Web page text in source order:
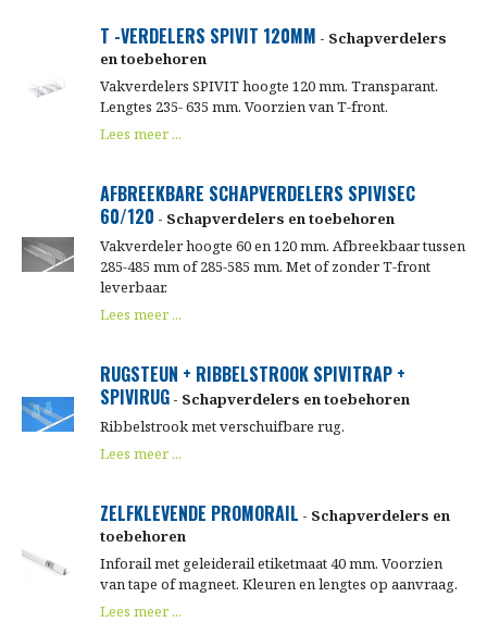
T -VERDELERS SPIVIT 120MM - Schapverdelers
en toebehoren
Vakverdelers SPIVIT hoogte 120 mm. Transparant.
Lengtes 235- 635 mm. Voorzien van T-front.
Lees meer ...
AFBREEKBARE SCHAPVERDELERS SPIVISEC
60/120 - Schapverdelers en toebehoren
Vakverdeler hoogte 60 en 120 mm. Afbreekbaar tussen
285-485 mm of 285-585 mm. Met of zonder T-front
leverbaar.
Lees meer ...
RUGSTEUN + RIBBELSTROOK SPIVITRAP +
SPIVIRUG- Schapverdelers en toebehoren
Ribbelstrook met verschuifbare rug.
Lees meer ...
ZELFKLEVENDE PROMORAIL - Schapverdelers en
toebehoren
Inforail met geleiderail etiketmaat 40 mm. Voorzien
van tape of magneet. Kleuren en lengtes op aanvraag.
Lees meer ...